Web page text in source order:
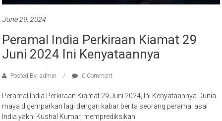
June 29, 2024
Peramal India Perkiraan Kiamat 29
Juni 2024 Ini Kenyataannya
Posted By: admin 0 Comment
Peramal India Perkiraan Kiamat 29 Juni 2024, Ini Kenyataannya Dunia
maya digemparkan lagi dengan kabar berita seorang peramal asal
India yakni Kushal Kumar, memprediksikan